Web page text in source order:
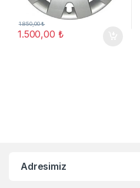
1.500,00 ₺
1.850,00₺
Adresimiz